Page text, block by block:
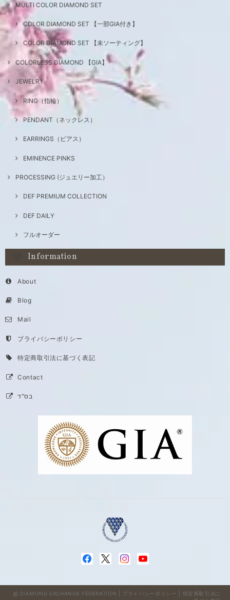
MULTI COLOR DIAMOND SET
COLOR DIAMOND SET 【一部GIA付き】
COLOR DIAMOND SET 【未ソーティング】
COLORLESS DIAMOND 【GIA】
JEWELRY
RING（指輪）
PENDANT（ネックレス）
EARRINGS（ピアス）
EMINENCE PINKS
PROCESSING (ジュエリー加工）
DEF PREMIUM COLLECTION
DEF DAILY
フルオーダー
Information
About
Blog
Mail
プライバシーポリシー
特定商取引法に基づく表記
Contact
בס"ד
DIAMOND EXCHANGE FEDERATION | プライバシーポリシー
特定商取引法に